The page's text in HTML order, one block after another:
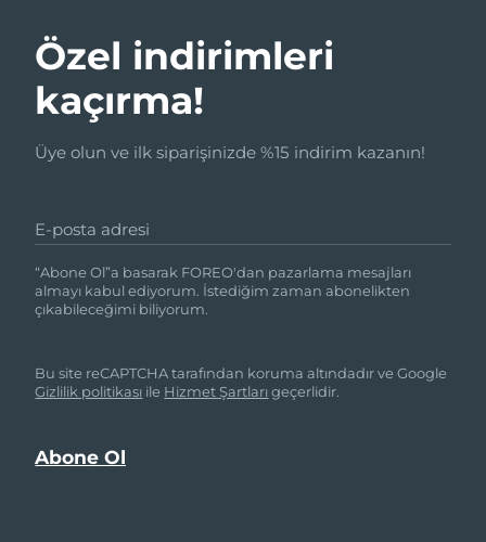
Özel indirimleri
kaçırma!
Üye olun ve ilk siparişinizde %15 indirim kazanın!
E-posta adresi
“Abone Ol”a basarak FOREO'dan pazarlama mesajları
almayı kabul ediyorum. İstediğim zaman abonelikten
çıkabileceğimi biliyorum.
Bu site reCAPTCHA tarafından koruma altındadır ve Google
Gizlilik politikası ile Hizmet Şartlarıgeçerlidir.